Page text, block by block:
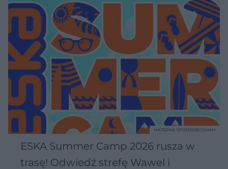
ESKA Summer Camp 2026 rusza w
trasę! Odwiedź strefę Wawel i
MATERIAŁ SPONSOROWANY